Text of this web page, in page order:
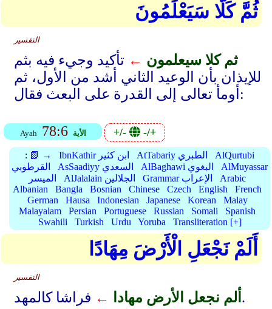
ثُمَّ كَلَّا سَيَعْلَمُونَ
التفسير
ثم كلا سيعلمون ← تأكيد وجيء فيه بثم
للإيذان بأن الوعيد الثاني أشد من الأول، ثم
أومأ تعالى إلى القدرة على البعث فقال:
Ayah 78:6 الأية +/- -/+
: 📗 → IbnKathir ابن كثير AtTabariy الطبري
AlQurtubi
القرطوبي
AsSaadiyy السعدي AlBaghawi البغوي
AlMuyassar
الميسر
AlJalalain الجلالين Grammar الإعراب
Arabic
Albanian
Bangla Bosnian Chinese Czech English
French
German
Hausa Indonesian Japanese Korean
Malay
Malayalam
Persian Portuguese Russian Somali
Spanish
Swahili
Turkish Urdu Yoruba Transliteration [+]
أَلَمْ نَجْعَلِ الْأَرْضَ مِهَادًا
التفسير
ألم نجعل الأرض مهادا ← فراشا كالمهد.